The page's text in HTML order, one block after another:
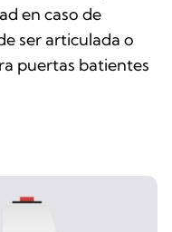
en caso de
ser articulada o
puertas batientes